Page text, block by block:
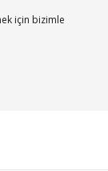
için bizimle